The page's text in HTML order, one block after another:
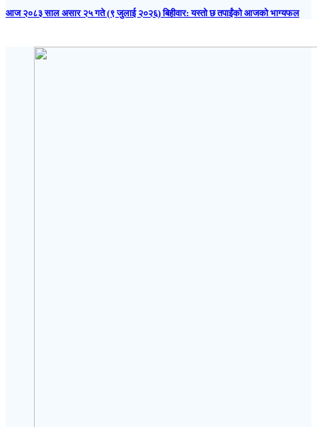
आज २०८३ साल असार २५ गते (९ जुलाई २०२६) बिहीवार: यस्तो छ तपाईंको आजको भाग्यफल